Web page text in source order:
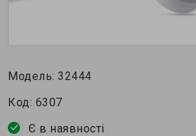
Модель:32444
Код: 6307
Є в наявності